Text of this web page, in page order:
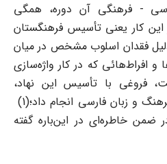
- فرهنگی آن دوره، همگی
این کار یعنی تأسیس فرهنگستان
فقدان اسلوب مشخص در میان
و افراط‌هائی که در کار واژه‌سازی
فروغی با تأسیس این نهاد،
درحقیقت خدمت بزرگی به فرهنگ و زبان فارسی انجام داد؛(1)
خاطره‌ای در این‌باره گفته